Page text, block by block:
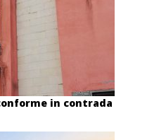
in contrada